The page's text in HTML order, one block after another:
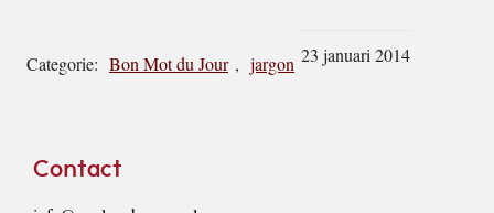
Categorie: Bon Mot du Jour , jargon 23 januari 2014
Contact